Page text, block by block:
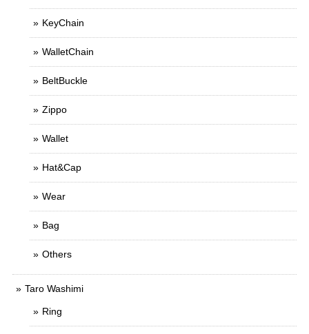
KeyChain
WalletChain
BeltBuckle
Zippo
Wallet
Hat&Cap
Wear
Bag
Others
Taro Washimi
Ring